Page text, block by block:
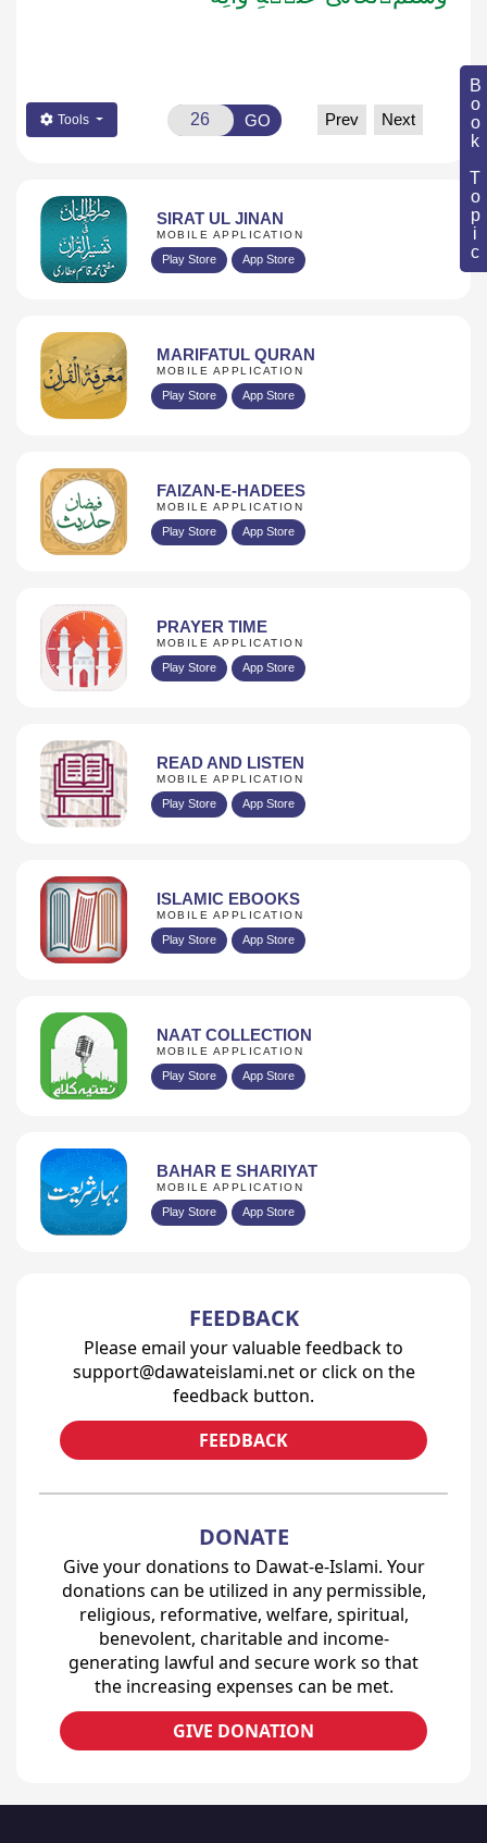
Book Topic
Tools GO Prev Next
SIRAT UL JINAN
MOBILE APPLICATION
Play Store App Store
MARIFATUL QURAN
MOBILE APPLICATION
Play Store App Store
FAIZAN-E-HADEES
MOBILE APPLICATION
Play Store App Store
PRAYER TIME
MOBILE APPLICATION
Play Store App Store
READ AND LISTEN
MOBILE APPLICATION
Play Store App Store
ISLAMIC EBOOKS
MOBILE APPLICATION
Play Store App Store
NAAT COLLECTION
MOBILE APPLICATION
Play Store App Store
BAHAR E SHARIYAT
MOBILE APPLICATION
Play Store App Store
FEEDBACK
Please email your valuable feedback to
support@dawateislami.net or click on the
feedback button.
FEEDBACK
DONATE
Give your donations to Dawat-e-Islami. Your
donations can be utilized in any permissible,
religious, reformative, welfare, spiritual,
benevolent, charitable and income-
generating lawful and secure work so that
the increasing expenses can be met.
GIVE DONATION